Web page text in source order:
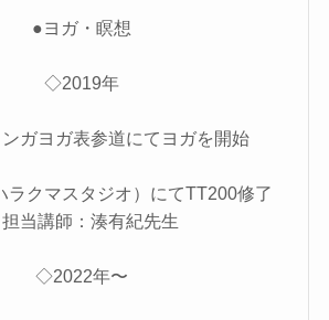
●ヨガ・瞑想
◇2019年
ンガヨガ表参道にてヨガを開始
ラクマスタジオ）にてTT200修了
当講師：湊有紀先生
◇2022年〜